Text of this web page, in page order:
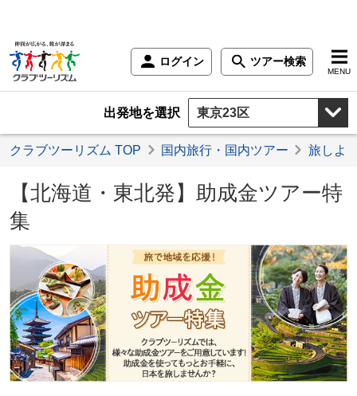
ログイン ツアー検索
MENU
出発地を選択
クラブツーリズム TOP 国内旅行・国内ツアー 旅しよ
【北海道・東北発】助成金ツアー特
集